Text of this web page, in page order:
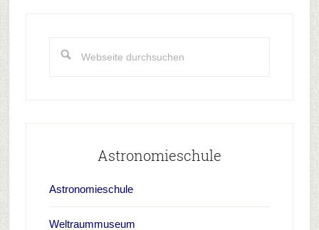
durchsuchen
Astronomieschule
Astronomieschule
Weltraummuseum